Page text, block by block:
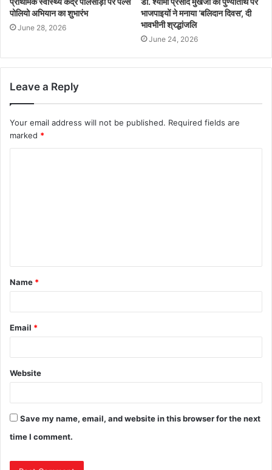
पोलियो अभियान का शुभारंभ
June 28, 2026
भाजपाइयों ने मनाया ‘बलिदान दिवस’, दी
भावभीनी श्रद्धांजलि
June 24, 2026
Leave a Reply
Your email address will not be published. Required fields are
marked *
Name *
Email *
Website
Save my name, email, and website in this browser for the next
time I comment.